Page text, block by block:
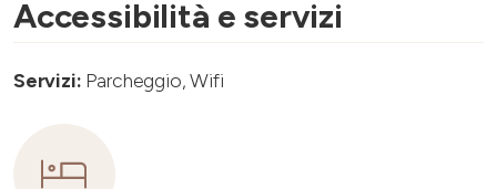
Accessibilità e servizi
Servizi: Parcheggio, Wifi